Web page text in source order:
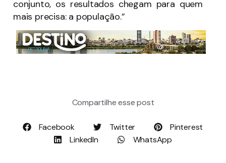
conjunto, os resultados chegam para quem
mais precisa: a população.”
Compartilhe esse post
Facebook Twitter
Pinterest
LinkedIn
WhatsApp